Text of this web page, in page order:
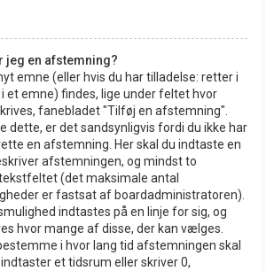
jeg en afstemning?
emne (eller hvis du har tilladelse: retter i
et emne) findes, lige under feltet hvor
fanebladet "Tilføj en afstemning".
dette, er det sandsynligvis fordi du ikke har
en afstemning. Her skal du indtaste en
afstemningen, og mindst to
(det maksimale antal
er fastsat af boardadministratoren).
indtastes på en linje for sig, og
hvor mange af disse, der kan vælges.
i hvor lang tid afstemningen skal
indtaster et tidsrum eller skriver 0,